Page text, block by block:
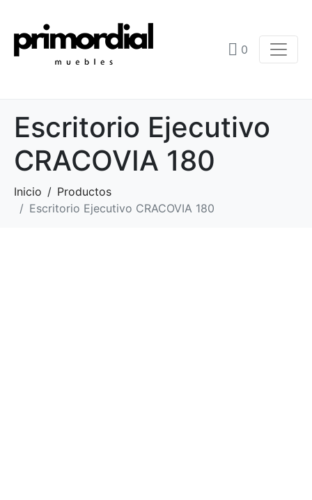
0
Escritorio Ejecutivo
CRACOVIA 180
Inicio
Productos
Escritorio Ejecutivo CRACOVIA 180